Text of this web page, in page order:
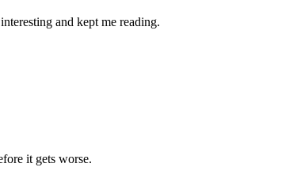
and kept me reading.
it gets worse.